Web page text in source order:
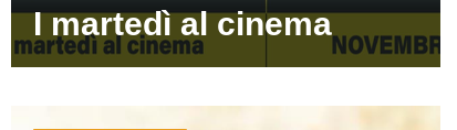
I martedì al cinema